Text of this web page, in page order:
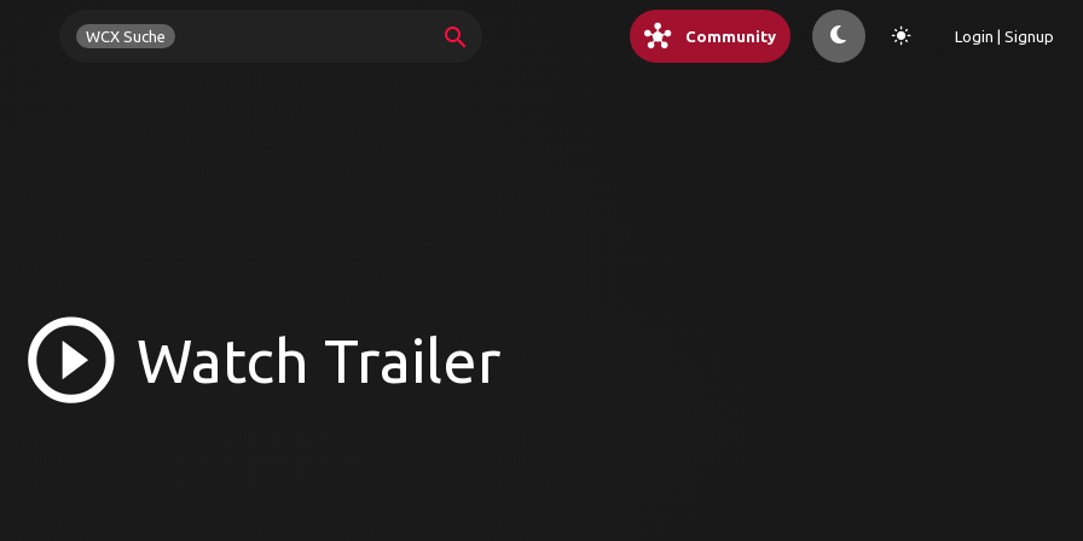
WCX Suche search hub Community light_mode Login | Signup
play_circle_outline Watch Trailer